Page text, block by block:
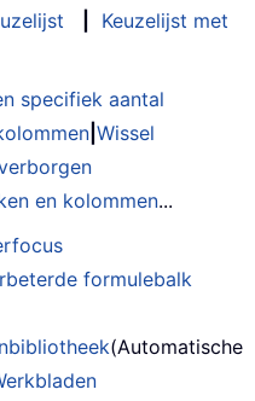
Keuzelijst met
specifiek aantal
Wissel
en kolommen...
formulebalk
(Automatische